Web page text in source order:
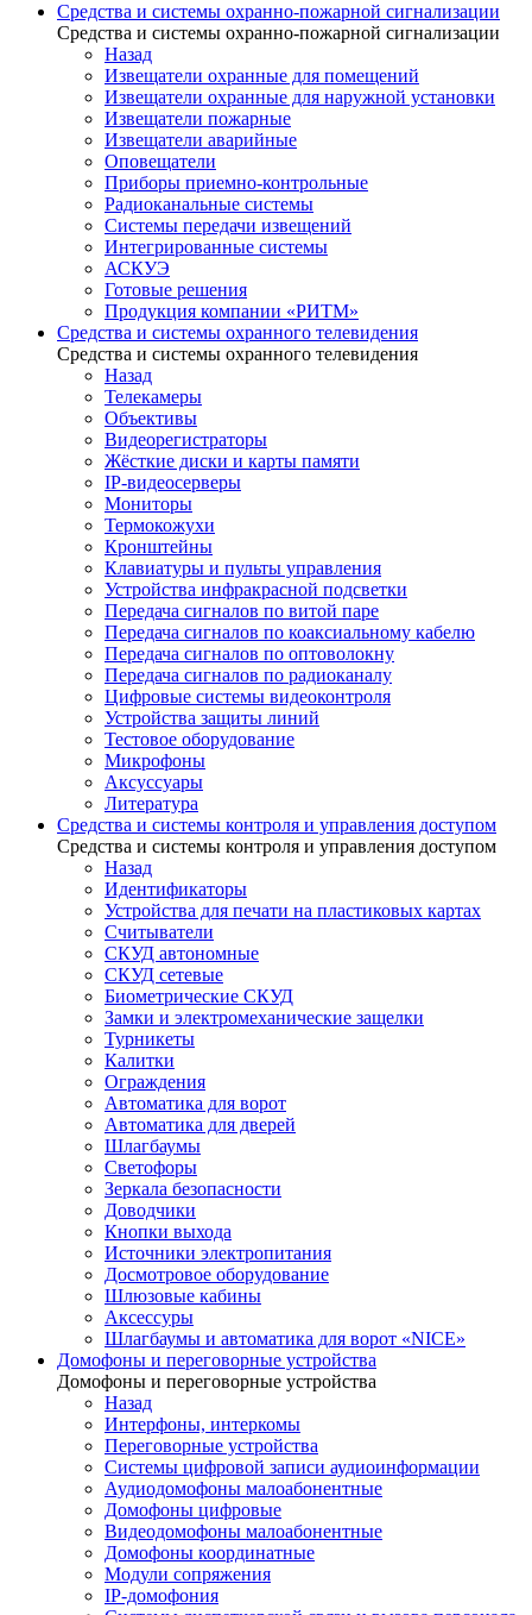
Средства и системы охранно-пожарной сигнализации
Средства и системы охранно-пожарной сигнализации
Назад
Извещатели охранные для помещений
Извещатели охранные для наружной установки
Извещатели пожарные
Извещатели аварийные
Оповещатели
Приборы приемно-контрольные
Радиоканальные системы
Системы передачи извещений
Интегрированные системы
АСКУЭ
Готовые решения
Продукция компании «РИТМ»
Средства и системы охранного телевидения
Средства и системы охранного телевидения
Назад
Телекамеры
Объективы
Видеорегистраторы
Жёсткие диски и карты памяти
IP-видеосерверы
Мониторы
Термокожухи
Кронштейны
Клавиатуры и пульты управления
Устройства инфракрасной подсветки
Передача сигналов по витой паре
Передача сигналов по коаксиальному кабелю
Передача сигналов по оптоволокну
Передача сигналов по радиоканалу
Цифровые системы видеоконтроля
Устройства защиты линий
Тестовое оборудование
Микрофоны
Аксуссуары
Литература
Средства и системы контроля и управления доступом
Средства и системы контроля и управления доступом
Назад
Идентификаторы
Устройства для печати на пластиковых картах
Считыватели
СКУД автономные
СКУД сетевые
Биометрические СКУД
Замки и электромеханические защелки
Турникеты
Калитки
Ограждения
Автоматика для ворот
Автоматика для дверей
Шлагбаумы
Светофоры
Зеркала безопасности
Доводчики
Кнопки выхода
Источники электропитания
Досмотровое оборудование
Шлюзовые кабины
Аксессуры
Шлагбаумы и автоматика для ворот «NICE»
Домофоны и переговорные устройства
Домофоны и переговорные устройства
Назад
Интерфоны, интеркомы
Переговорные устройства
Системы цифровой записи аудиоинформации
Аудиодомофоны малоабонентные
Домофоны цифровые
Видеодомофоны малоабонентные
Домофоны координатные
Модули сопряжения
IP-домофония